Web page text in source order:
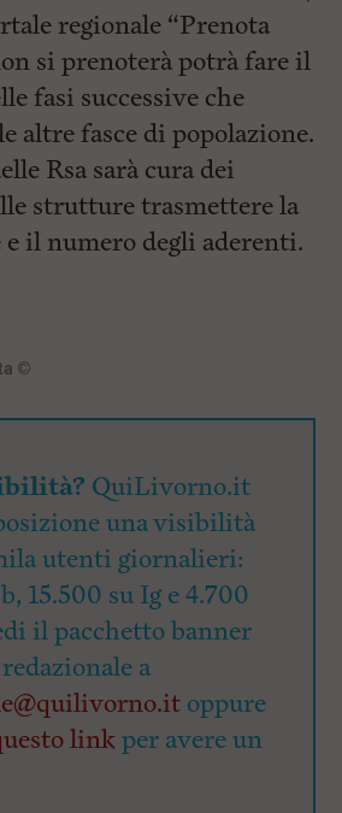
regionale “Prenota
si prenoterà potrà fare il
fasi successive che
altre fasce di popolazione.
Rsa sarà cura dei
strutture trasmettere la
il numero degli aderenti.
©
QuiLivorno.it
una visibilità
utenti giornalieri:
15.500 su Ig e 4.700
il pacchetto banner
a
oppure
linkper avere un